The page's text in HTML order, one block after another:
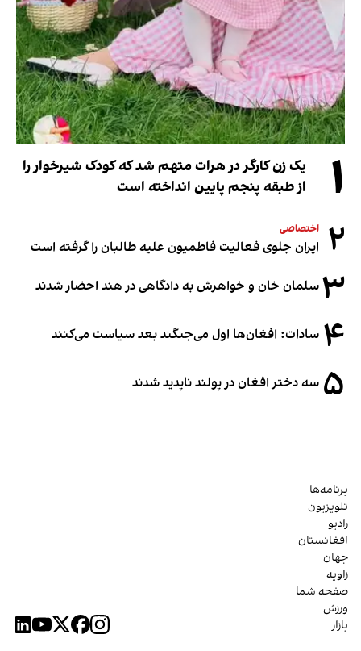
۱
یک زن کارگر در هرات متهم شد که کودک شیرخوار را
از طبقه پنجم پایین انداخته است
۲ اختصاصی
ایران جلوی فعالیت فاطمیون علیه طالبان را گرفته است
۳سلمان خان و خواهرش به دادگاهی در هند احضار شدند
۴ سادات: افغان‌ها اول می‌جنگند بعد سیاست می‌کنند
۵ سه دختر افغان در پولند ناپدید شدند
برنامه‌ها
تلویزیون
رادیو
افغانستان
جهان
زاویه
صفحه شما
ورزش
بازار